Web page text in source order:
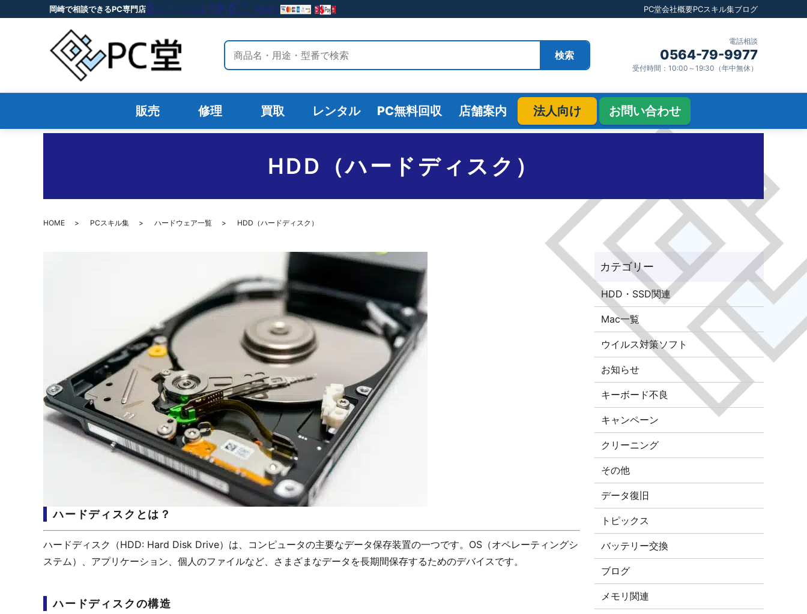
岡崎で相談できるPC専門店 PC堂会社概要PCスキル集ブログ
サイト内検索
検索
電話相談
0564-79-9977
受付時間：10:00～19:30（年中無休）
販売 修理 買取 レンタル PC無料回収 店舗案内 法人向け お問い合わせ
HDD（ハードディスク）
HOME PCスキル集 ハードウェア一覧 HDD（ハードディスク）
ハードディスクとは？
ハードディスク（HDD: Hard Disk Drive）は、コンピュータの主要なデータ保存装置の一つです。OS（オペレーティングシ
ステム）、アプリケーション、個人のファイルなど、さまざまなデータを長期間保存するためのデバイスです。
ハードディスクの構造
HDD・SSD関連
Mac一覧
ウイルス対策ソフト
お知らせ
キーボード不良
キャンペーン
クリーニング
その他
データ復旧
トピックス
バッテリー交換
ブログ
メモリ関連